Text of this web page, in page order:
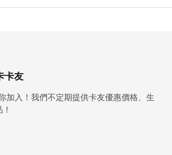
卡友
加入！我們不定期提供卡友優惠價格、生